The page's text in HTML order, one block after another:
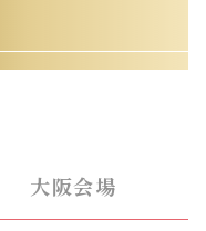
大阪会場